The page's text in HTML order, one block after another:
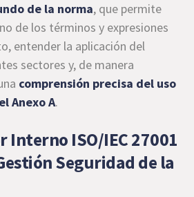
de la norma, que permite
de los términos y expresiones
entender la aplicación del
sectores y, de manera
comprensión precisa del uso
Anexo A.
Interno ISO/IEC 27001
Seguridad de la